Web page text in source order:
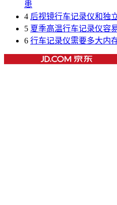
患
4 后视镜行车记录仪和独
5 夏季高温行车记录仪容
6 行车记录仪需要多大内